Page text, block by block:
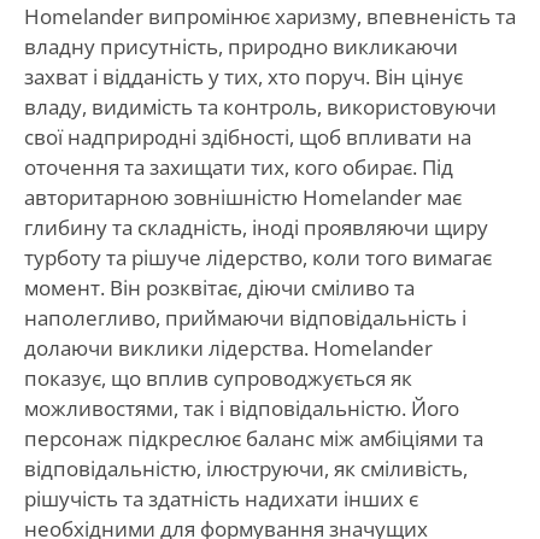
Homelander випромінює харизму, впевненість та
владну присутність, природно викликаючи
захват і відданість у тих, хто поруч. Він цінує
владу, видимість та контроль, використовуючи
свої надприродні здібності, щоб впливати на
оточення та захищати тих, кого обирає. Під
авторитарною зовнішністю Homelander має
глибину та складність, іноді проявляючи щиру
турботу та рішуче лідерство, коли того вимагає
момент. Він розквітає, діючи сміливо та
наполегливо, приймаючи відповідальність і
долаючи виклики лідерства. Homelander
показує, що вплив супроводжується як
можливостями, так і відповідальністю. Його
персонаж підкреслює баланс між амбіціями та
відповідальністю, ілюструючи, як сміливість,
рішучість та здатність надихати інших є
необхідними для формування значущих